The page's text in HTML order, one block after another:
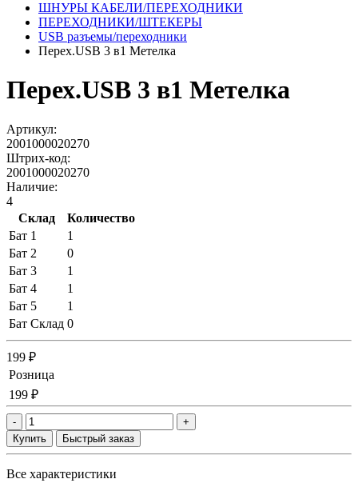
ШНУРЫ КАБЕЛИ/ПЕРЕХОДНИКИ
ПЕРЕХОДНИКИ/ШТЕКЕРЫ
USB разъемы/переходники
Перех.USB 3 в1 Метелка
Перех.USB 3 в1 Метелка
Артикул:
2001000020270
Штрих-код:
2001000020270
Наличие:
4
Склад
Количество
Бат 1
1
Бат 2
0
Бат 3
1
Бат 4
1
Бат 5
1
Бат Склад 0
199 ₽
Розница
199 ₽
-
+
Купить
Быстрый заказ
Все характеристики